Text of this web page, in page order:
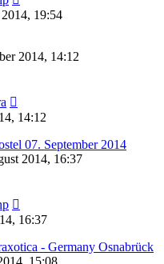
19:54
2014, 14:12
14:12
07. September 2014
2014, 16:37
16:37
- Germany Osnabrück
15:08